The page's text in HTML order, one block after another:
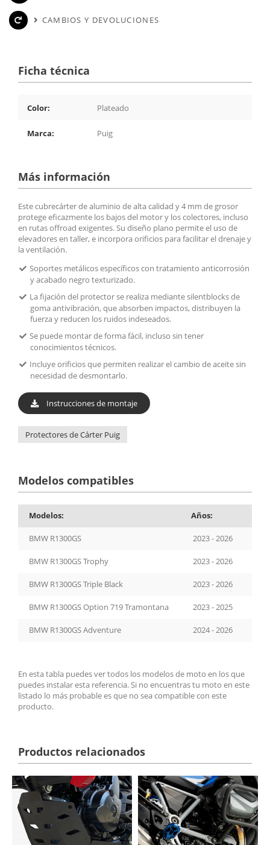
CAMBIOS Y DEVOLUCIONES
Ficha técnica
Color: Plateado
Marca: Puig
Más información
Este cubrecárter de aluminio de alta calidad y 4 mm de grosor
protege eficazmente los bajos del motor y los colectores, incluso
en rutas offroad exigentes. Su diseño plano permite el uso de
elevadores en taller, e incorpora orificios para facilitar el drenaje y
la ventilación.
Soportes metálicos específicos con tratamiento anticorrosión
y acabado negro texturizado.
La fijación del protector se realiza mediante silentblocks de
goma antivibración, que absorben impactos, distribuyen la
fuerza y reducen los ruidos indeseados.
Se puede montar de forma fácil, incluso sin tener
conocimientos técnicos.
Incluye orificios que permiten realizar el cambio de aceite sin
necesidad de desmontarlo.
Instrucciones de montaje
Protectores de Cárter Puig
Modelos compatibles
Modelos: Años:
BMW R1300GS 2023 - 2026
BMW R1300GS Trophy 2023 - 2026
BMW R1300GS Triple Black 2023 - 2026
BMW R1300GS Option 719 Tramontana 2023 - 2025
BMW R1300GS Adventure 2024 - 2026
En esta tabla puedes ver todos los modelos de moto en los que
puedes instalar esta referencia. Si no encuentras tu moto en este
listado lo más probable es que no sea compatible con este
producto.
Productos relacionados